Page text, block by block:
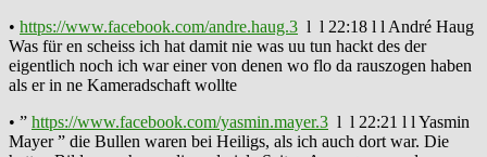
• https://www.facebook.com/andre.haug.3 l l 22:18 l l André Haug
Was für en scheiss ich hat damit nie was uu tun hackt des der
eigentlich noch ich war einer von denen wo flo da rauszogen haben
als er in ne Kameradschaft wollte
• ” https://www.facebook.com/yasmin.mayer.3 l l 22:21 l l Yasmin
Mayer ” die Bullen waren bei Heiligs, als ich auch dort war. Die